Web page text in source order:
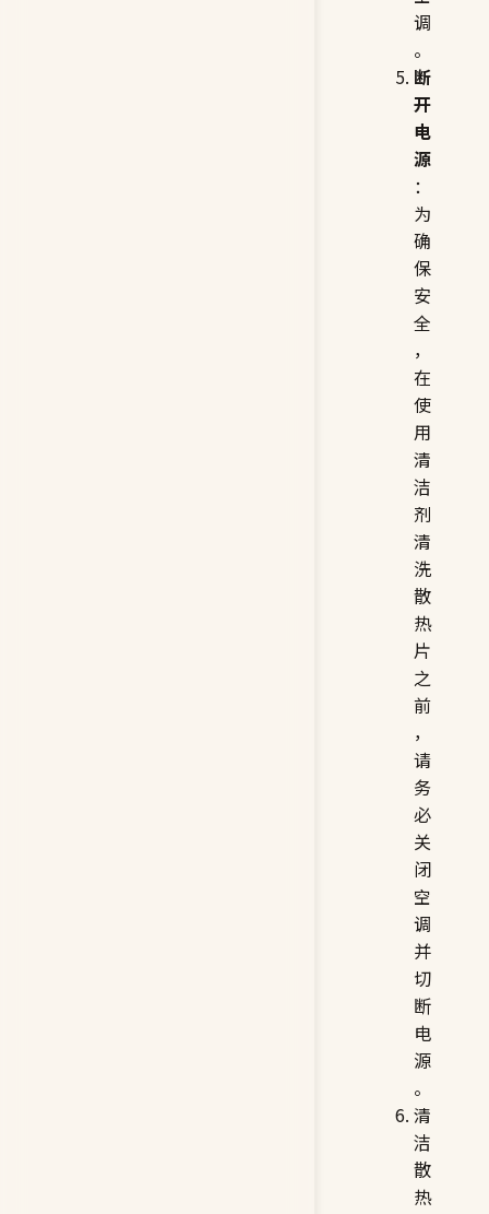
调
。
断
开
电
源
：
为
确
保
安
全
，
在
使
用
清
洁
剂
清
洗
散
热
片
之
前
，
请
务
必
关
闭
空
调
并
切
断
电
源
。
清
洁
散
热